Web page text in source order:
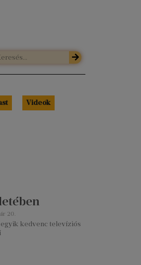
Videók
20.
egyik kedvenc televíziós